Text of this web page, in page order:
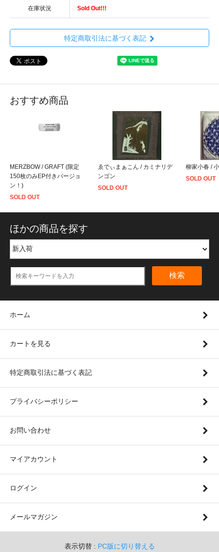
在庫状況 Sold Out!!!
特定商取引法に基づく表記
おすすめ商品
MERZBOW / GRAFT (限定
150枚のみEP付きバージョ
ン！)
SOLD OUT
ゑでぃまぁこん / カミナリデ
ンゴン
SOLD OUT
柳家小春 /
SOLD OUT
ほかの商品を探す
検索
ホーム
カートを見る
特定商取引法に基づく表記
プライバシーポリシー
お問い合わせ
マイアカウント
ログイン
メールマガジン
表示切替 : PC版に切り替える